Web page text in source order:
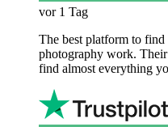
vor 1 Tag
The best platform to find
photography work.
find almost everything